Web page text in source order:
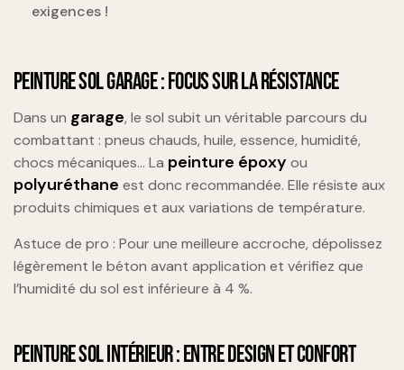
exigences !
PEINTURE SOL GARAGE : FOCUS SUR LA RÉSISTANCE
Dans un garage, le sol subit un véritable parcours du
combattant : pneus chauds, huile, essence, humidité,
chocs mécaniques… La peinture époxy ou
polyuréthane est donc recommandée. Elle résiste aux
produits chimiques et aux variations de température.
Astuce de pro : Pour une meilleure accroche, dépolissez
légèrement le béton avant application et vérifiez que
l’humidité du sol est inférieure à 4 %.
PEINTURE SOL INTÉRIEUR : ENTRE DESIGN ET CONFORT